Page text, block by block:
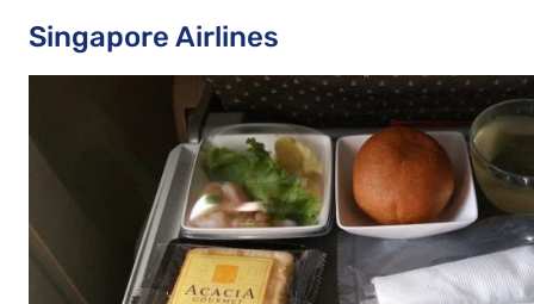
Singapore Airlines